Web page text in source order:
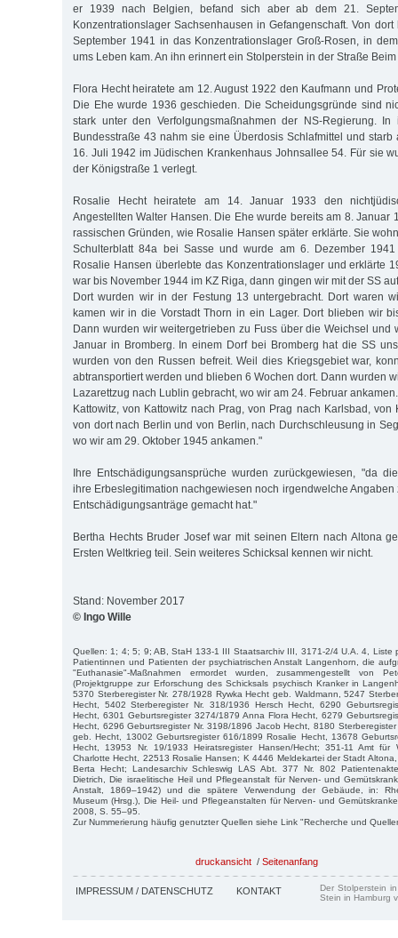
er 1939 nach Belgien, befand sich aber ab dem 21.
Konzentrationslager Sachsenhausen in Gefangenschaft. Von
September 1941 in das Konzentrationslager Groß-Rosen, in
ums Leben kam. An ihn erinnert ein Stolperstein in der Straße
Flora Hecht heiratete am 12. August 1922 den Kaufmann und
Die Ehe wurde 1936 geschieden. Die Scheidungsgründe sind
stark unter den Verfolgungsmaßnahmen der NS-Regierung.
Bundesstraße 43 nahm sie eine Überdosis Schlafmittel und starb
16. Juli 1942 im Jüdischen Krankenhaus Johnsallee 54. Für sie
der Königstraße 1 verlegt.
Rosalie Hecht heiratete am 14. Januar 1933 den
Angestellten Walter Hansen. Die Ehe wurde bereits am 8. Januar
rassischen Gründen, wie Rosalie Hansen später erklärte. Sie
Schulterblatt 84a bei Sasse und wurde am 6. Dezember
Rosalie Hansen überlebte das Konzentrationslager und erklärte
war bis November 1944 im KZ Riga, dann gingen wir mit der SS
Dort wurden wir in der Festung 13 untergebracht. Dort waren
kamen wir in die Vorstadt Thorn in ein Lager. Dort blieben wir
Dann wurden wir weitergetrieben zu Fuss über die Weichsel und
Januar in Bromberg. In einem Dorf bei Bromberg hat die SS
wurden von den Russen befreit. Weil dies Kriegsgebiet war,
abtransportiert werden und blieben 6 Wochen dort. Dann wurden
Lazarettzug nach Lublin gebracht, wo wir am 24. Februar
Kattowitz, von Kattowitz nach Prag, von Prag nach Karlsbad, von
von dort nach Berlin und von Berlin, nach Durchschleusung in
wo wir am 29. Oktober 1945 ankamen."
Ihre Entschädigungsansprüche wurden zurückgewiesen, "da
ihre Erbeslegitimation nachgewiesen noch irgendwelche
Entschädigungsanträge gemacht hat."
Bertha Hechts Bruder Josef war mit seinen Eltern nach Altona
Ersten Weltkrieg teil. Sein weiteres Schicksal kennen wir nicht.
Stand: November 2017
© Ingo Wille
Quellen: 1; 4; 5; 9; AB, StaH 133-1 III Staatsarchiv III, 3171-2/4 U.A. 4, Liste
Patientinnen und Patienten der psychiatrischen Anstalt Langenhorn, die
"Euthanasie"-Maßnahmen ermordet wurden, zusammengestellt von
(Projektgruppe zur Erforschung des Schicksals psychisch Kranker in
5370 Sterberegister Nr. 278/1928 Rywka Hecht geb. Waldmann, 5247
Hecht, 5402 Sterberegister Nr. 318/1936 Hersch Hecht, 6290
Hecht, 6301 Geburtsregister 3274/1879 Anna Flora Hecht, 6279
Hecht, 6296 Geburtsregister Nr. 3198/1896 Jacob Hecht, 8180
geb. Hecht, 13002 Geburtsregister 616/1899 Rosalie Hecht, 13678
Hecht, 13953 Nr. 19/1933 Heiratsregister Hansen/Hecht; 351-11 Amt für
Charlotte Hecht, 22513 Rosalie Hansen; K 4446 Meldekartei der Stadt
Berta Hecht; Landesarchiv Schleswig LAS Abt. 377 Nr. 802
Dietrich, Die israelitische Heil und Pflegeanstalt für Nerven- und
Anstalt, 1869–1942) und die spätere Verwendung der Gebäude, in:
Museum (Hrsg.), Die Heil- und Pflegeanstalten für Nerven- und
2008, S. 55–95.
Zur Nummerierung häufig genutzter Quellen siehe Link "Recherche und
druckansicht / Seitenanfang
IMPRESSUM / DATENSCHUTZ KONTAKT
Der Stolperstein
Stein in Hamburg